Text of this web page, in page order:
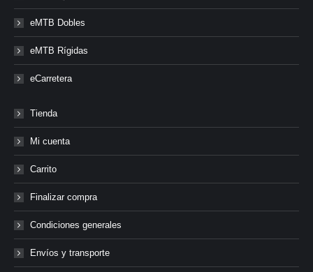
eMTB Dobles
eMTB Rígidas
eCarretera
Tienda
Mi cuenta
Carrito
Finalizar compra
Condiciones generales
Envíos y transporte